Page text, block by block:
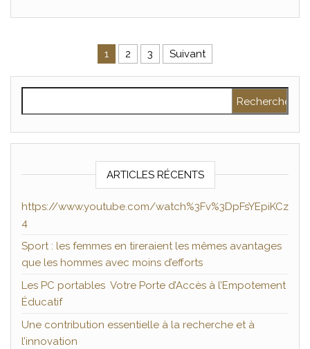
Pagination des publications
1 2 3 Suivant
ARTICLES RÉCENTS
https://www.youtube.com/watch%3Fv%3DpFsYEpiKCz
4
Sport : les femmes en tireraient les mêmes avantages
que les hommes avec moins d’efforts
Les PC portables Votre Porte d’Accès à l’Empotement
Éducatif
Une contribution essentielle à la recherche et à
l’innovation